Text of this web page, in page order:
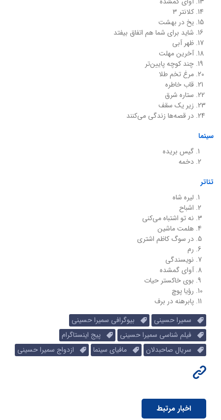
کلانتر ۳
یخ در بهشت
شاید برای شما هم اتفاق بیفتد
ظهر آبی
آخرین مهلت
چند کوچه پایین‌تر
مرغ تخم طلا
قاب خاطره
ستاره شرق
زیر یک سقف
در قصه‌ها زندگی می‌کنند
سینما
گیس بریده
دخمه
تئاتر
لیره شاه
اشباح
نه تو اشتباه می‌کنی
هلمت ماشین
در سوگ کاظم اشتری
رم
نویسندگی
آوای گمشده
بوی خاکستر حیات
رؤیا پوچ
پابرهنه در برف
سمیرا حسینی
بیوگرافی سمیرا حسینی
فیلم شناسی سمیرا حسینی
پیج اینستاگرام
سریال صاحبدلان
مافیای سینما ازدواج سمیرا حسینی
اخبار مرتبط